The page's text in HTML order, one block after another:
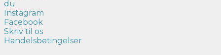
du
Instagram
Facebook
Skriv til os
Handelsbetingelser